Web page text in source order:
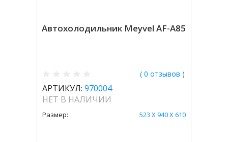
Автохолодильник Meyvel AF-A85
( 0 отзывов )
АРТИКУЛ: 970004
НЕТ В НАЛИЧИИ
Размер: 523 Х 940 Х 610